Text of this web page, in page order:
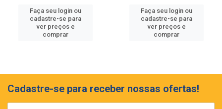
Faça seu login ou
cadastre-se para
ver preços e
comprar
Faça seu login ou
cadastre-se para
ver preços e
comprar
Cadastre-se para receber nossas ofertas!